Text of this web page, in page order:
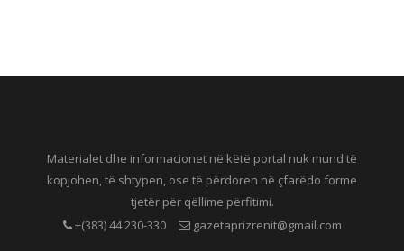
Materialet dhe informacionet në këtë portal nuk mund të
kopjohen, të shtypen, ose të përdoren në çfarëdo forme
tjetër për qëllime përfitimi.
+(383) 44 230-330
gazetaprizrenit@gmail.com